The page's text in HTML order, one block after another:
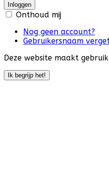
Inloggen
Onthoud mij
Nog geen account?
Gebruikersnaam
Deze website maakt
Ik begrijp het!